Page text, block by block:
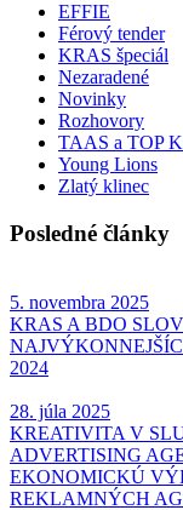
EFFIE
Férový tender
KRAS špeciál
Nezaradené
Novinky
Rozhovory
TAAS a TOP
Young Lions
Zlatý klinec
Posledné články
5. novembra 2025
KRAS A BDO
2024
28. júla 2025
KREATIVITA V
ADVERTISING
EKONOMICKÚ
REKLAMNÝCH